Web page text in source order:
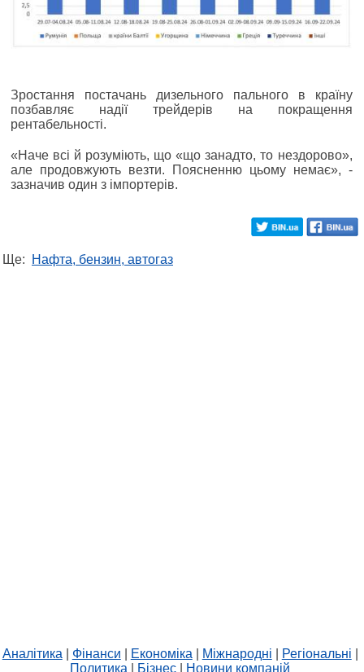
Зростання постачань дизельного пального в країну
позбавляє надії трейдерів на покращення
рентабельності.
«Наче всі й розуміють, що «що занадто, то нездорово»,
але продовжують везти. Поясненню цьому немає», -
зазначив один з імпортерів.
Ще: Нафта, бензин, автогаз
Аналітика Фінанси Економіка Міжнародні Регіональні
Политика
Бізнес Новини компаній